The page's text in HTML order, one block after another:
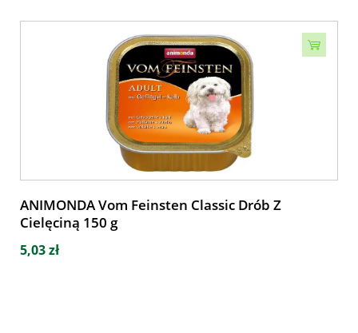
ANIMONDA Vom Feinsten Classic Drób Z
Cielęciną 150 g
5,03 zł